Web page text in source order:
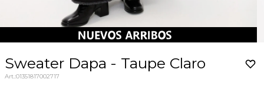
Sweater Dapa - Taupe Claro
01351817002717